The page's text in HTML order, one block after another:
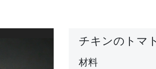
チキンのトマ
材料